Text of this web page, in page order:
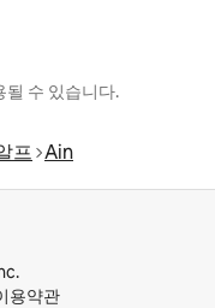
될 수 있습니다.
프 Ain
용약관